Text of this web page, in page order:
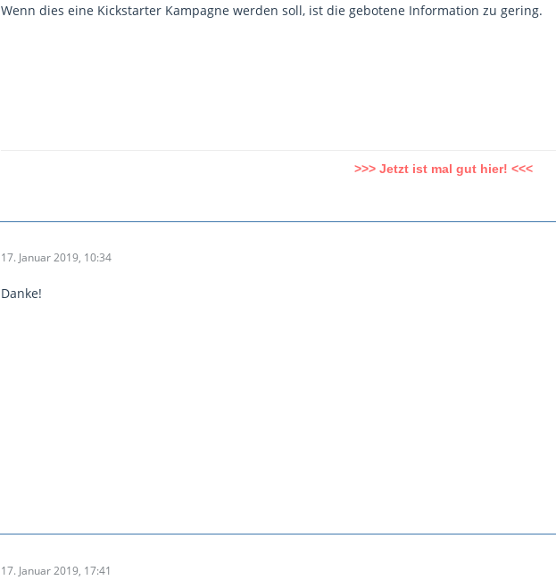
Wenn dies eine Kickstarter Kampagne werden soll, ist die gebotene Information zu gering.
>>> Jetzt ist mal gut hier! <<<
17. Januar 2019, 10:34
Danke!
17. Januar 2019, 17:41